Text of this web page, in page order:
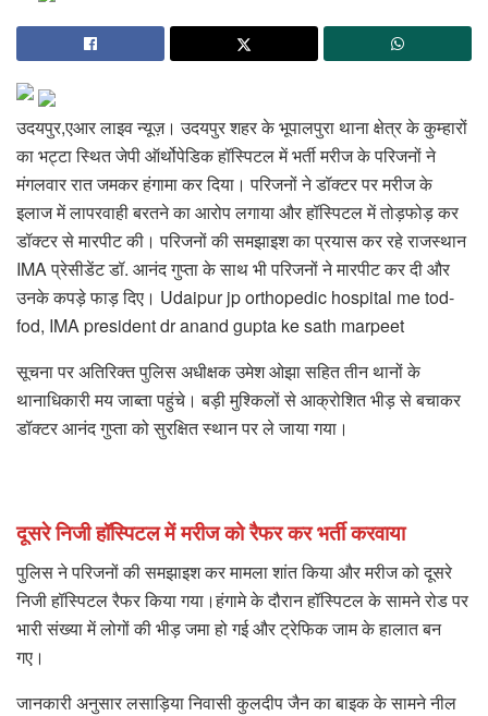
उदयपुर,एआर लाइव न्यूज़। उदयपुर शहर के भूपालपुरा थाना क्षेत्र के कुम्हारों
का भट्टा स्थित जेपी ऑर्थोपेडिक हॉस्पिटल में भर्ती मरीज के परिजनों ने
मंगलवार रात जमकर हंगामा कर दिया। परिजनों ने डॉक्टर पर मरीज के
इलाज में लापरवाही बरतने का आरोप लगाया और हॉस्पिटल में तोड़फोड़ कर
डॉक्टर से मारपीट की। परिजनों की समझाइश का प्रयास कर रहे राजस्थान
IMA प्रेसीडेंट डॉ. आनंद गुप्ता के साथ भी परिजनों ने मारपीट कर दी और
उनके कपड़े फाड़ दिए। Udaipur jp orthopedic hospital me tod-
fod, IMA president dr anand gupta ke sath marpeet
सूचना पर अतिरिक्त पुलिस अधीक्षक उमेश ओझा सहित तीन थानों के
थानाधिकारी मय जाब्ता पहुंचे। बड़ी मुश्किलों से आक्रोशित भीड़ से बचाकर
डॉक्टर आनंद गुप्ता को सुरक्षित स्थान पर ले जाया गया।
दूसरे निजी हॉस्पिटल में मरीज को रैफर कर भर्ती करवाया
पुलिस ने परिजनों की समझाइश कर मामला शांत किया और मरीज को दूसरे
निजी हॉस्पिटल रैफर किया गया।हंगामे के दौरान हॉस्पिटल के सामने रोड पर
भारी संख्या में लोगों की भीड़ जमा हो गई और ट्रेफिक जाम के हालात बन
गए।
जानकारी अनुसार लसाड़िया निवासी कुलदीप जैन का बाइक के सामने नील